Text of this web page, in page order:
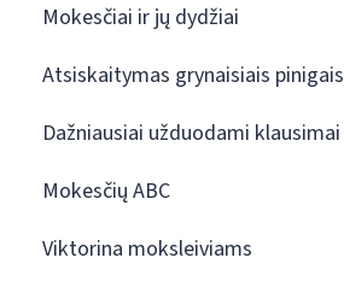
Mokesčiai ir jų dydžiai
Atsiskaitymas grynaisiais pinigais
Dažniausiai užduodami klausimai
Mokesčių ABC
Viktorina moksleiviams